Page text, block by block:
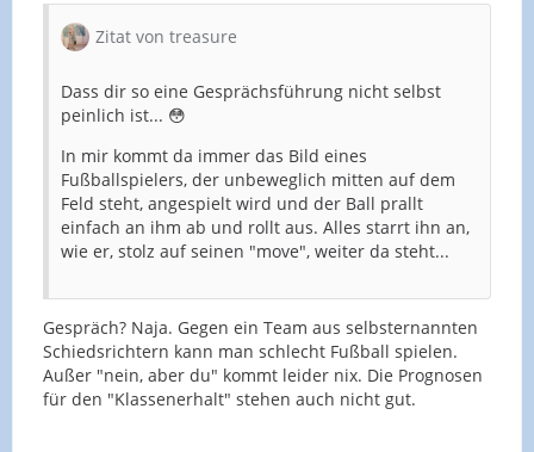
Zitat von treasure
Dass dir so eine Gesprächsführung nicht selbst
peinlich ist... 😳
In mir kommt da immer das Bild eines
Fußballspielers, der unbeweglich mitten auf dem
Feld steht, angespielt wird und der Ball prallt
einfach an ihm ab und rollt aus. Alles starrt ihn an,
wie er, stolz auf seinen "move", weiter da steht...
Gespräch? Naja. Gegen ein Team aus selbsternannten
Schiedsrichtern kann man schlecht Fußball spielen.
Außer "nein, aber du" kommt leider nix. Die Prognosen
für den "Klassenerhalt" stehen auch nicht gut.